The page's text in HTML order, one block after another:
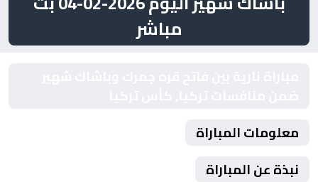
مباشر
معلومات المباراة
نبذة عن المباراة